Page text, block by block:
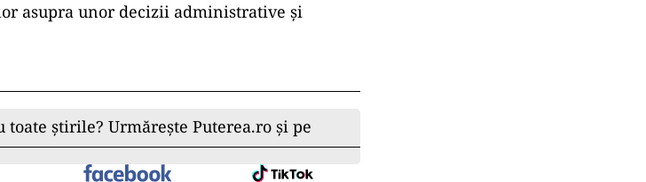
asupra unor decizii administrative și
știrile? Urmărește Puterea.ro și pe